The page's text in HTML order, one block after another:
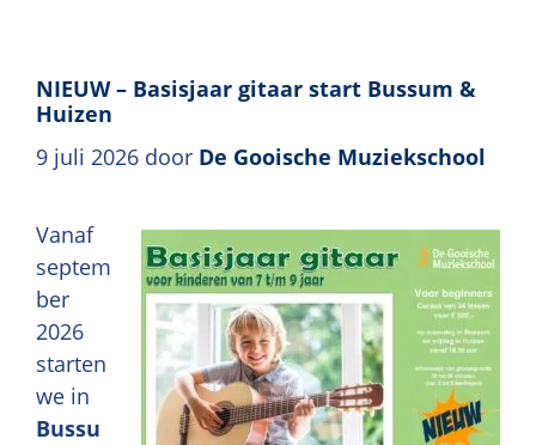
NIEUW – Basisjaar gitaar start Bussum &
Huizen
9 juli 2026 door De Gooische Muziekschool
Vanaf
septem
ber
2026
starten
we in
Bussu